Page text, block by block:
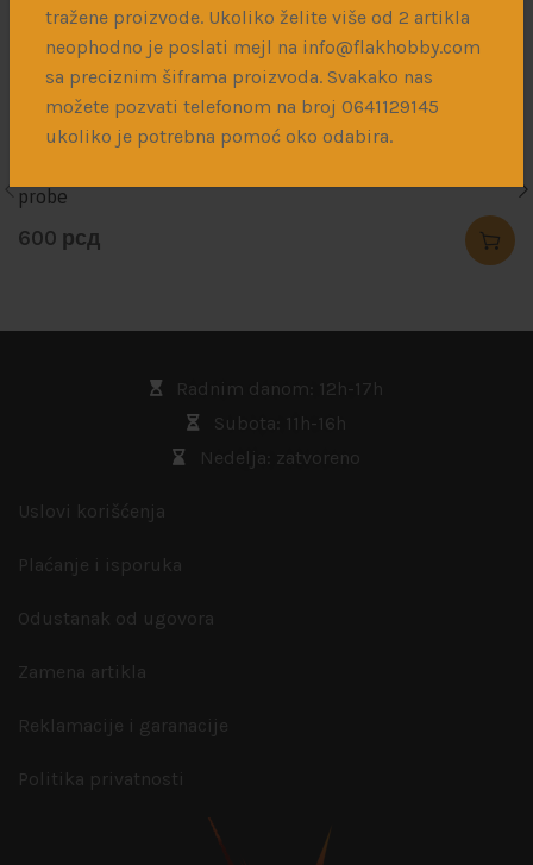
tražene proizvode. Ukoliko želite više od 2 artikla
neophodno je poslati mejl na info@flakhobby.com
sa preciznim šiframa proizvoda. Svakako nas
možete pozvati telefonom na broj 0641129145
ukoliko je potrebna pomoć oko odabira.
Povezani proizvodi
probe
600 рсд
Radnim danom: 12h-17h
Subota: 11h-16h
Nedelja: zatvoreno
Uslovi korišćenja
Plaćanje i isporuka
Odustanak od ugovora
Zamena artikla
Reklamacije i garanacije
Politika privatnosti